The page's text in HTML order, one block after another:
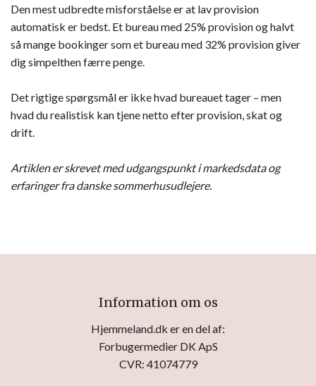
Den mest udbredte misforståelse er at lav provision
automatisk er bedst. Et bureau med 25% provision og halvt
så mange bookinger som et bureau med 32% provision giver
dig simpelthen færre penge.
Det rigtige spørgsmål er ikke hvad bureauet tager – men
hvad du realistisk kan tjene netto efter provision, skat og
drift.
Artiklen er skrevet med udgangspunkt i markedsdata og
erfaringer fra danske sommerhusudlejere.
Information om os
Hjemmeland.dk er en del af:
Forbugermedier DK ApS
CVR: 41074779